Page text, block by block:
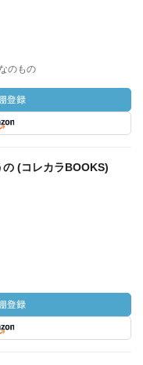
のもの
(コレカラBOOKS)